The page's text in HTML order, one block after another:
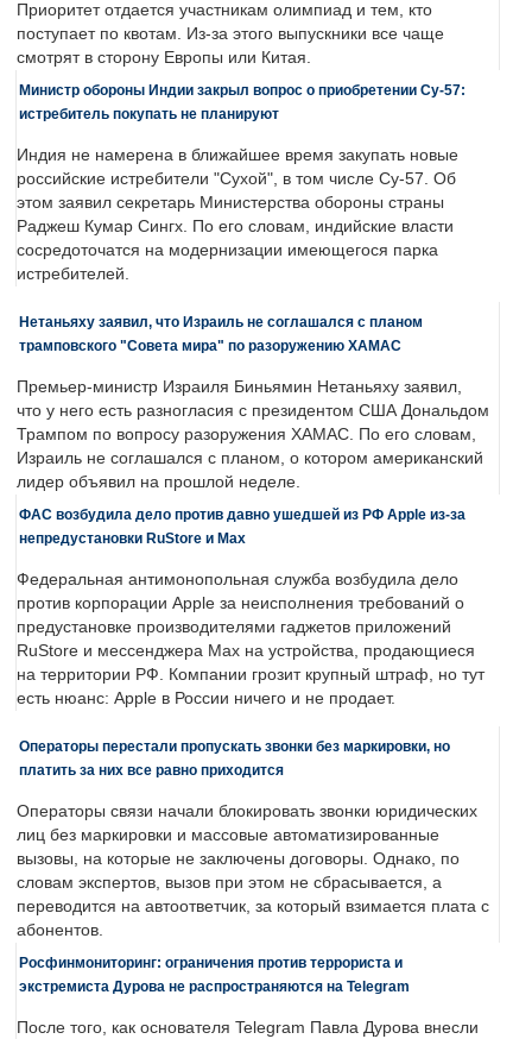
Приоритет отдается участникам олимпиад и тем, кто
поступает по квотам. Из-за этого выпускники все чаще
смотрят в сторону Европы или Китая.
Министр обороны Индии закрыл вопрос о приобретении Су-57:
истребитель покупать не планируют
Индия не намерена в ближайшее время закупать новые
российские истребители "Сухой", в том числе Су-57. Об
этом заявил секретарь Министерства обороны страны
Раджеш Кумар Сингх. По его словам, индийские власти
сосредоточатся на модернизации имеющегося парка
истребителей.
Нетаньяху заявил, что Израиль не соглашался с планом
трамповского "Совета мира" по разоружению ХАМАС
Премьер-министр Израиля Биньямин Нетаньяху заявил,
что у него есть разногласия с президентом США Дональдом
Трампом по вопросу разоружения ХАМАС. По его словам,
Израиль не соглашался с планом, о котором американский
лидер объявил на прошлой неделе.
ФАС возбудила дело против давно ушедшей из РФ Apple из-за
непредустановки RuStore и Max
Федеральная антимонопольная служба возбудила дело
против корпорации Apple за неисполнения требований о
предустановке производителями гаджетов приложений
RuStore и мессенджера Max на устройства, продающиеся
на территории РФ. Компании грозит крупный штраф, но тут
есть нюанс: Apple в России ничего и не продает.
Операторы перестали пропускать звонки без маркировки, но
платить за них все равно приходится
Операторы связи начали блокировать звонки юридических
лиц без маркировки и массовые автоматизированные
вызовы, на которые не заключены договоры. Однако, по
словам экспертов, вызов при этом не сбрасывается, а
переводится на автоответчик, за который взимается плата с
абонентов.
Росфинмониторинг: ограничения против террориста и
экстремиста Дурова не распространяются на Telegram
После того, как основателя Telegram Павла Дурова внесли